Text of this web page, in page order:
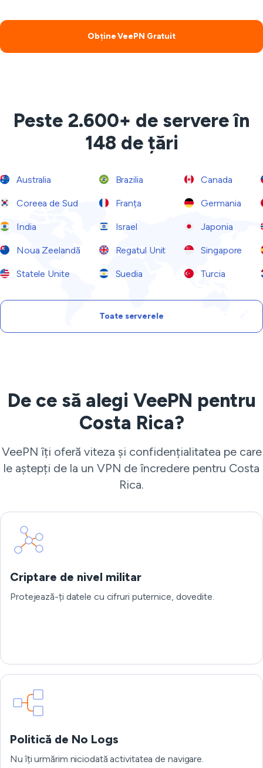
Obține VeePN Gratuit
Peste 2.600+ de servere în
148 de țări
Australia Brazilia Canada
Coreea de Sud Franța Germania
India Israel Japonia
Noua Zeelandă Regatul Unit Singapore
Statele Unite Suedia Turcia
Toate serverele
De ce să alegi VeePN pentru
Costa Rica?
VeePN îți oferă viteza și confidențialitatea pe care
le aștepți de la un VPN de încredere pentru Costa
Rica.
Criptare de nivel militar
Protejează-ți datele cu cifruri puternice, dovedite.
Politică de No Logs
Nu îți urmărim niciodată activitatea de navigare.